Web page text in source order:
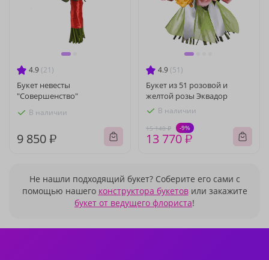
4.9 (21)
Букет невесты
"Совершенство"
В наличии
9 850 ₽
4.9 (51)
Букет из 51 розовой и
желтой розы Эквадор
В наличии
15 140 ₽ -9%
13 770 ₽
Не нашли подходящий букет? Соберите его сами с
помощью нашего конструктора букетовили закажите
букет от ведущего флориста!